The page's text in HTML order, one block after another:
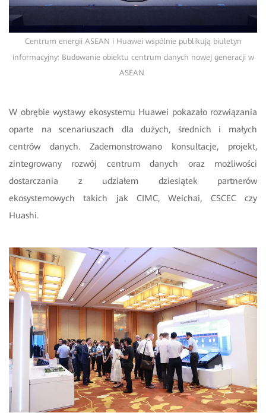
Centrum energii ASEAN i Huawei wspólnie publikują biuletyn
informacyjny: Budowanie obiektu centrum danych nowej generacji w
ASEAN
W obrębie wystawy ekosystemu Huawei pokazało rozwiązania
oparte na scenariuszach dla dużych, średnich i małych
centrów danych. Zademonstrowano konsultacje, projekt,
zintegrowany rozwój centrum danych oraz możliwości
dostarczania z udziałem dziesiątek partnerów
ekosystemowych takich jak CIMC, Weichai, CSCEC czy
Huashi.